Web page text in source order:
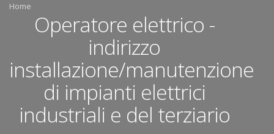
Home
Operatore elettrico -
indirizzo
installazione/manutenzione
di impianti elettrici
industriali e del terziario